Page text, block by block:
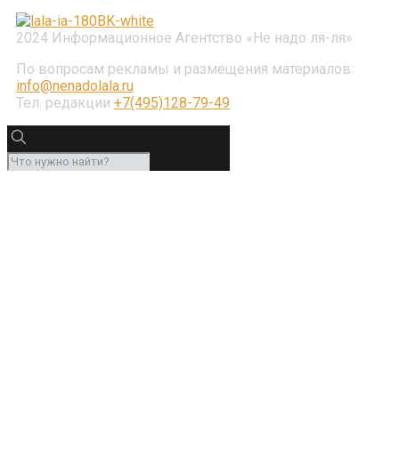
2024 Информационное Агентство «Не надо ля-ля»
По вопросам рекламы и размещения материалов:
info@nenadolala.ru
Тел. редакции +7(495)128-79-49